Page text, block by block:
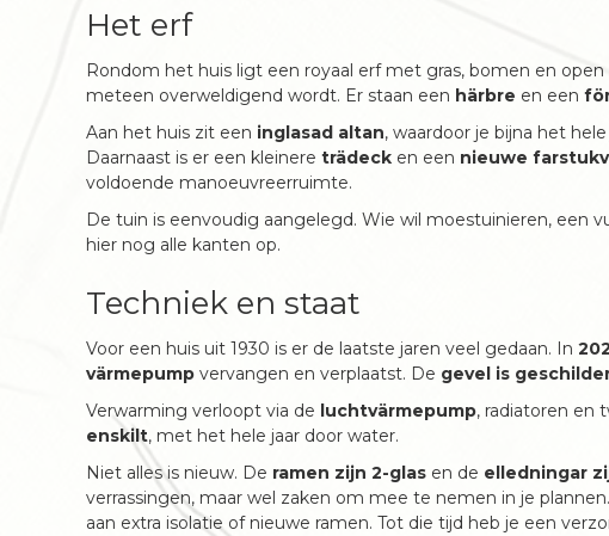
Het erf
Rondom het huis ligt een royaal erf met gras, bomen en
meteen overweldigend wordt. Er staan een härbre en een
Aan het huis zit een inglasad altan, waardoor je bijna het
Daarnaast is er een kleinere trädeck en een nieuwe
voldoende manoeuvreerruimte.
De tuin is eenvoudig aangelegd. Wie wil moestuinieren, een
hier nog alle kanten op.
Techniek en staat
Voor een huis uit 1930 is er de laatste jaren veel gedaan. In
värmepump vervangen en verplaatst. De gevel is
Verwarming verloopt via de luchtvärmepump, radiatoren en
enskilt, met het hele jaar door water.
Niet alles is nieuw. De ramen zijn 2-glas en de elledningar
verrassingen, maar wel zaken om mee te nemen in je
aan extra isolatie of nieuwe ramen. Tot die tijd heb je een